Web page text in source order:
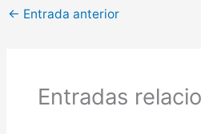
← Entrada anterior
Entradas